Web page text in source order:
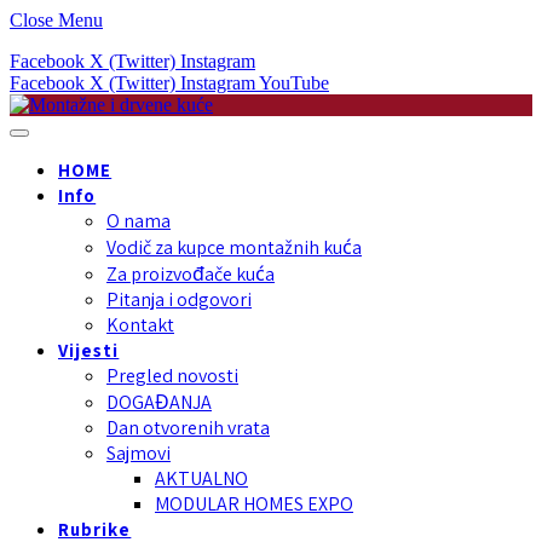
Close Menu
Facebook X (Twitter) Instagram
Facebook X (Twitter) InstagramYouTube
HOME
Info
O nama
Vodič za kupce montažnih kuća
Za proizvođače kuća
Pitanja i odgovori
Kontakt
Vijesti
Pregled novosti
DOGAĐANJA
Dan otvorenih vrata
Sajmovi
AKTUALNO
MODULAR HOMES EXPO
Rubrike